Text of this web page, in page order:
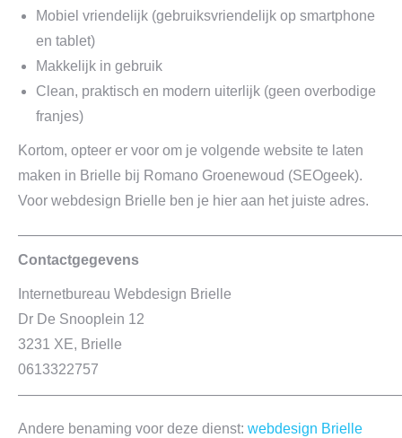
Mobiel vriendelijk (gebruiksvriendelijk op smartphone
en tablet)
Makkelijk in gebruik
Clean, praktisch en modern uiterlijk (geen overbodige
franjes)
Kortom, opteer er voor om je volgende website te laten
maken in Brielle bij Romano Groenewoud (SEOgeek).
Voor webdesign Brielle ben je hier aan het juiste adres.
Contactgegevens
Internetbureau Webdesign Brielle
Dr De Snooplein 12
3231 XE, Brielle
0613322757
Andere benaming voor deze dienst: webdesign Brielle